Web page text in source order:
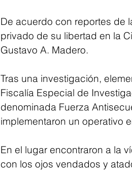
De acuerdo con reportes de
privado de su libertad en la
Gustavo A. Madero.
Tras una investigación,
Fiscalía Especial de
denominada Fuerza
implementaron un operativo
En el lugar encontraron a la
con los ojos vendados y